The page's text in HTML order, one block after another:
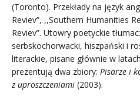
(Toronto). Przekłady na język
Reviev”, ,,Southern Humanities
Reviev”. Utowry poetyckie
serbskochorwacki, hiszpański i
literackie, pisane głównie w
prezentują dwa zbiory: Pisarze i
z uproszczeniami (2003).